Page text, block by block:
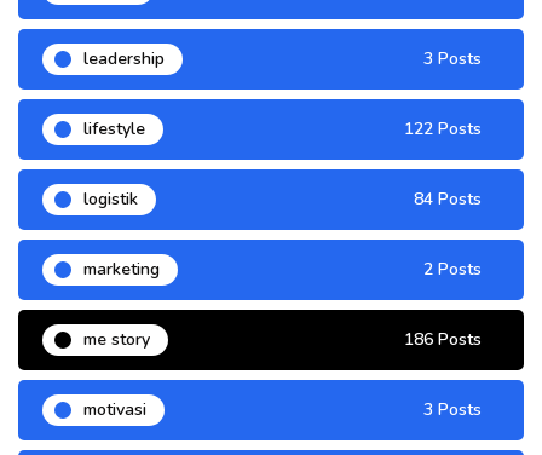
leadership 3 Posts
lifestyle 122 Posts
logistik 84 Posts
marketing 2 Posts
me story 186 Posts
motivasi 3 Posts